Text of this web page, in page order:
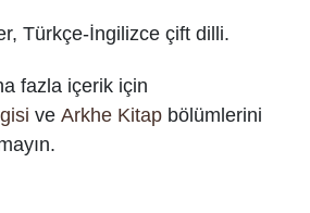
Türkçe-İngilizce çift dilli.
fazla içerik için
ve Arkhe Kitap bölümlerini